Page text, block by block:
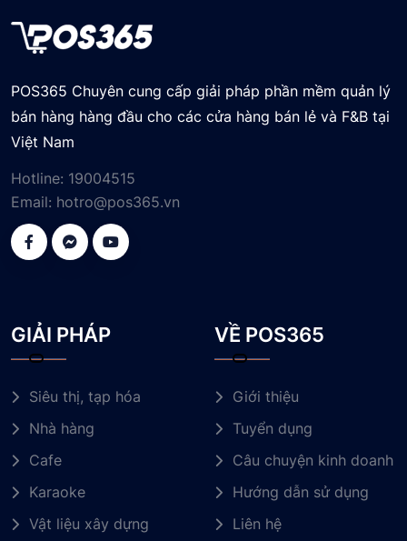
POS365 Chuyên cung cấp giải pháp phần mềm quản lý
bán hàng hàng đầu cho các cửa hàng bán lẻ và F&B tại
Việt Nam
Hotline: 19004515
Email: hotro@pos365.vn
GIẢI PHÁP
Siêu thị, tạp hóa
Nhà hàng
Cafe
Karaoke
Vật liệu xây dựng
VỀ POS365
Giới thiệu
Tuyển dụng
Câu chuyện kinh doanh
Hướng dẫn sử dụng
Liên hệ